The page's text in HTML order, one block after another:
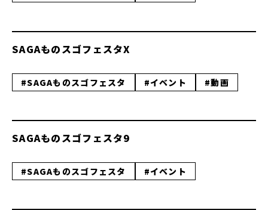
SAGAものスゴフェスタX
#SAGAものスゴフェスタ #イベント #動画
SAGAものスゴフェスタ9
#SAGAものスゴフェスタ #イベント